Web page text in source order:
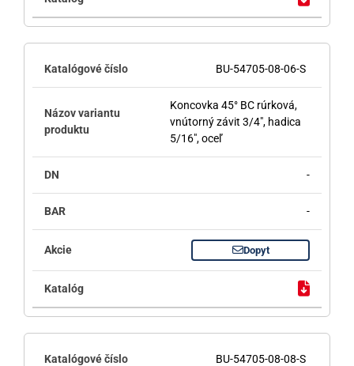
BU-54705-08-06-S
Koncovka 45° BC rúrková,
vnútorný závit 3/4", hadica
5/16", oceľ
-
-
Dopyt
BU-54705-08-08-S